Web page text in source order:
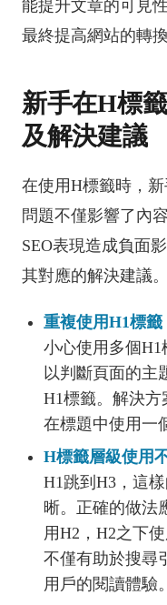
能提升文章的可見
最終提高網站的轉換
新手在H標
及解決建議
在使用H標籤時，
問題不僅影響了內
SEO表現造成負面
其對應的解決建議。
重複使用H1標籤
小心使用多個
以判斷頁面的主
H1標籤。解決
在標題中使用一
H標籤層級使用
H1跳到H3，這
晰。正確的做法
用H2，H2之下
不僅有助於搜尋
用戶的閱讀體驗。